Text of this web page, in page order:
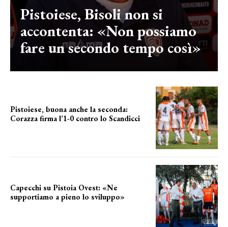
Pistoiese, Bisoli non si
accontenta: «Non possiamo
fare un secondo tempo così»
Pistoiese, buona anche la seconda:
Corazza firma l’1-0 contro lo Scandicci
Capecchi su Pistoia Ovest: «Ne
supportiamo a pieno lo sviluppo»